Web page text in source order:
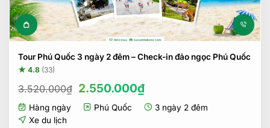
Tour Phú Quốc 3 ngày 2 đêm – Check-in đảo ngọc Phú Quốc
★ 4.8 (33)
3.520.000₫ Giá
là:
2.550.000₫Giá
hiện
tại
Hàng ngày Phú Quốc
3 ngày 2 đêm
Xe du lịch